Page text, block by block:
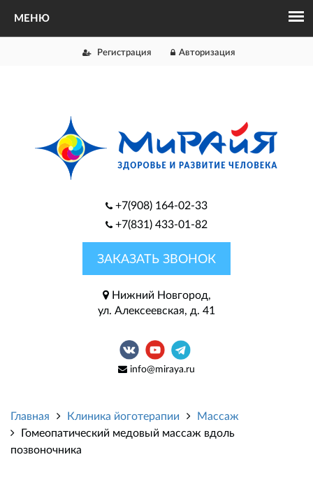
Регистрация Авторизация
+7(908) 164-02-33
+7(831) 433-01-82
ЗАКАЗАТЬ ЗВОНОК
Нижний Новгород,
ул. Алексеевская, д. 41
info@miraya.ru
Главная Клиника йоготерапии
Массаж
Гомеопатический медовый массаж вдоль
позвоночника